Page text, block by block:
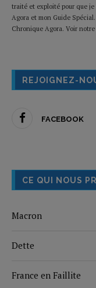
traité et exploité pour que
Agora et mon Guide
Chronique Agora. Voir notre
REJOIGNEZ-
FACEBOOK
CE QUI NOUS
Macron
Dette
France en Faillite